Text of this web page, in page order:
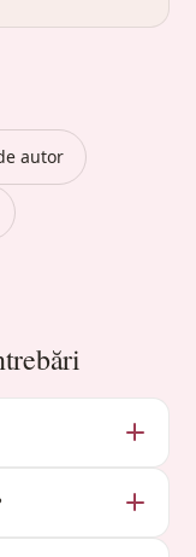
autor